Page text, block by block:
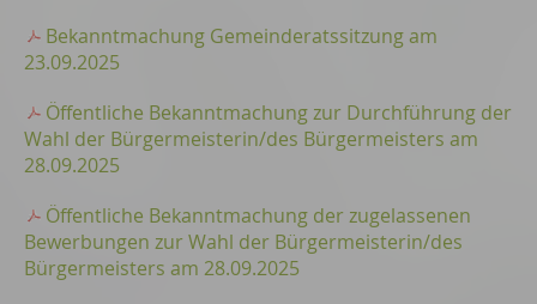
Bekanntmachung Gemeinderatssitzung am
23.09.2025
Öffentliche Bekanntmachung zur Durchführung der
Wahl der Bürgermeisterin/des Bürgermeisters am
28.09.2025
Öffentliche Bekanntmachung der zugelassenen
Bewerbungen zur Wahl der Bürgermeisterin/des
Bürgermeisters am 28.09.2025